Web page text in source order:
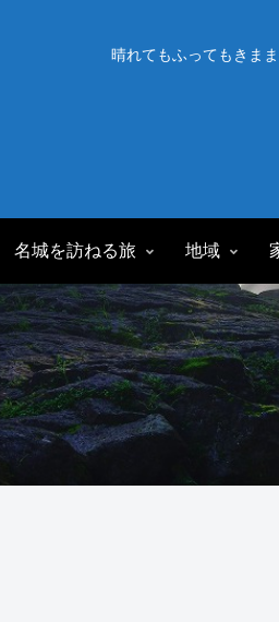
晴れてもふってもきま
名城を訪ねる旅 地域